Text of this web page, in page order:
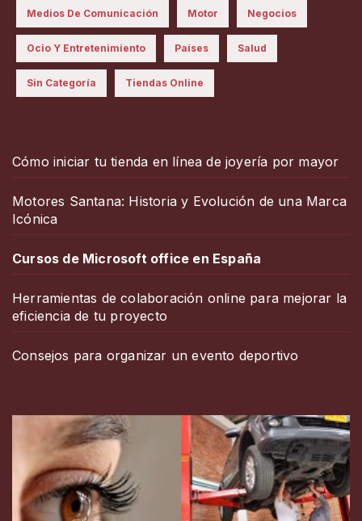
Medios De Comunicación Motor Negocios
Ocio Y Entretenimiento Países Salud
Sin Categoría Tiendas Online
Cómo iniciar tu tienda en línea de joyería por mayor
Motores Santana: Historia y Evolución de una Marca
Icónica
Cursos de Microsoft office en España
Herramientas de colaboración online para mejorar la
eficiencia de tu proyecto
Consejos para organizar un evento deportivo